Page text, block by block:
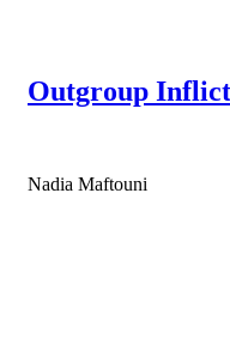
Outgroup
Nadia Maftouni